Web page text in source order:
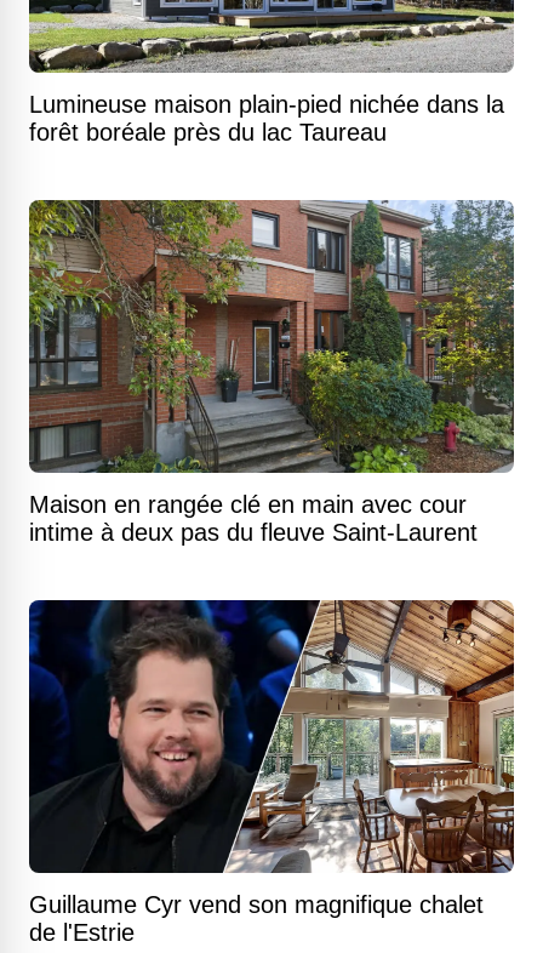
Lumineuse maison plain-pied nichée dans la
forêt boréale près du lac Taureau
Maison en rangée clé en main avec cour
intime à deux pas du fleuve Saint-Laurent
Guillaume Cyr vend son magnifique chalet
de l'Estrie